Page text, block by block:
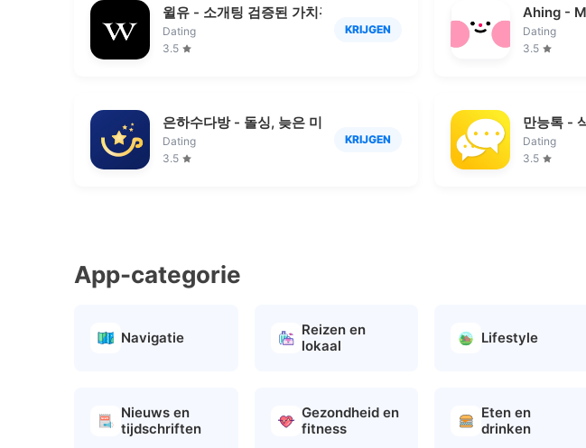
윌유 - 소개팅 검증된 가치관 직장 데이팅 연애 블릿
Dating
3.5
KRIJGEN
Ahing -
Dating
3.5
은하수다방 - 돌싱, 늦은 미혼 소개팅
Dating
3.5
KRIJGEN
만능톡 -
Dating
3.5
App-categorie
Navigatie
Reizen en
lokaal
Lifestyle
Nieuws en
tijdschriften
Gezondheid en
fitness
Eten en
drinken